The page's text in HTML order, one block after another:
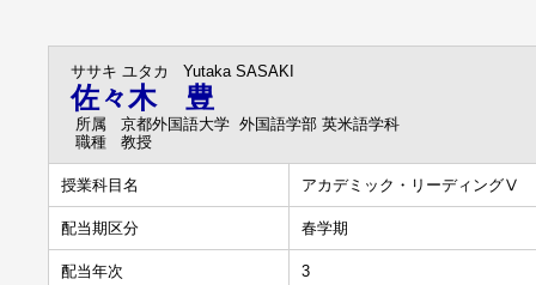
ササキ ユタカ Yutaka SASAKI
佐々木 豊
所属
京都外国語大学 外国語学部 英米語学科
職種
教授
授業科目名 アカデミック・リーディングⅤ
配当期区分 春学期
配当年次 3